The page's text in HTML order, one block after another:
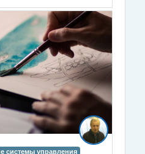
системы управления